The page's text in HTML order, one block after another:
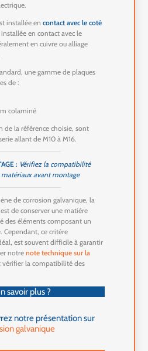
installée encontact avec le coté
installée en contact avec le
en cuivre ou alliage
une gamme de plaques
de :
colaminé
de la référence choisie, sont
allant de M10 à M16.
: Vérifiez la compatibilité
matériaux avant montage
de corrosion galvanique, la
de conserver une matière
des éléments composant un
Cependant, ce critère
est souvent difficile à garantir
notrenote technique sur la
vérifier la compatibilité des
savoir plus ?
notre présentation sur
galvanique